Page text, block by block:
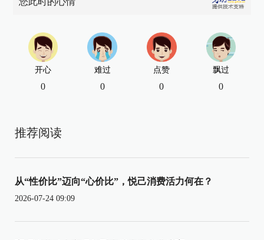
开心
0
难过
0
点赞
0
飘过
0
推荐阅读
从“性价比”迈向“心价比”，悦己消费活力何在？
2026-07-24 09:09